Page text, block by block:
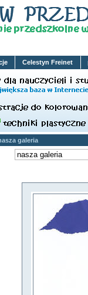
Celestyn Freinet
galeria